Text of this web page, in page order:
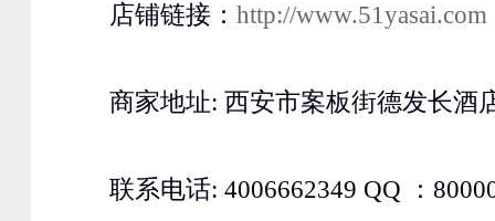
店铺链接： http://www.51yasai.com
商家地址: 西安市案板街德发长酒
联系电话: 4006662349 QQ ：